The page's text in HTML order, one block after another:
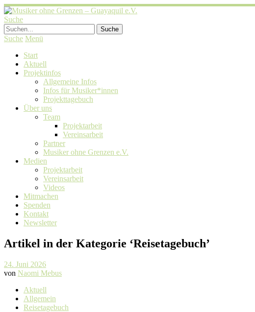
Suche
Suche Menü
Start
Aktuell
Projektinfos
Allgemeine Infos
Infos für Musiker*innen
Projekttagebuch
Über uns
Team
Projektarbeit
Vereinsarbeit
Partner
Musiker ohne Grenzen e.V.
Medien
Projektarbeit
Vereinsarbeit
Videos
Mitmachen
Spenden
Kontakt
Newsletter
Artikel in der Kategorie ‘Reisetagebuch’
24. Juni 2026
von Naomi Mebus
Aktuell
Allgemein
Reisetagebuch